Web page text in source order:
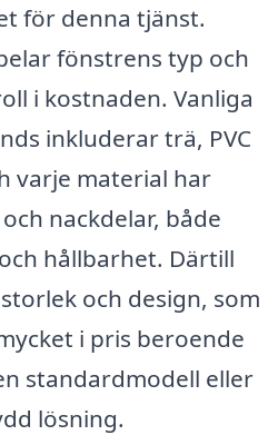
för denna tjänst.
fönstrens typ och
i kostnaden. Vanliga
inkluderar trä, PVC
varje material har
nackdelar, både
hållbarhet. Därtill
och design, som
i pris beroende
standardmodell eller
lösning.